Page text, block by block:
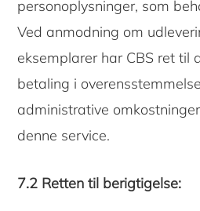
personoplysninger, som
Ved anmodning om
eksemplarer har CBS ret til
betaling i
administrative
denne service.
7.2 Retten til berigtigelse: